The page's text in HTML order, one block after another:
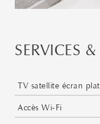
SERVICES
TV satellite écran
Accès Wi-Fi